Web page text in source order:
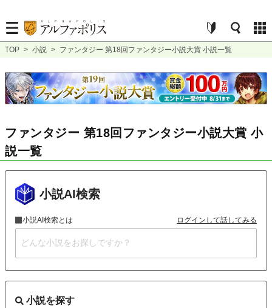
TOP > 小説 > ファンタジー 第18回ファンタジー小説大賞 小説一覧
ファンタジー 第18回ファンタジー小説大賞 小
説一覧
小説AI検索
小説AI検索とは ログインして話してみる
小説を探す